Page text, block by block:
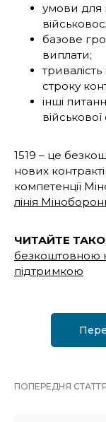
умови для
базове
виплати;
строку
інші
1519 – це
нових
компетенції
лінія
ЧИТАЙТЕ
безкоштовною
підтримкою
ПОПЕРЕДНЯ СТАТТЯ